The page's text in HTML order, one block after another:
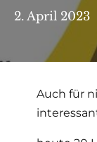
2. April 2023
Auch für